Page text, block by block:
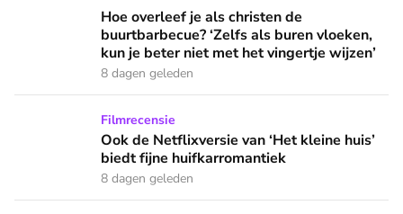
Hoe overleef je als christen de buurtbarbecue? ‘Zelfs als
Hoe overleef je als christen de
buurtbarbecue? ‘Zelfs als buren vloeken,
kun je beter niet met het vingertje wijzen’
8 dagen geleden
Ook de Netflixversie van ‘Het kleine huis’ biedt fijne
Filmrecensie
Ook de Netflixversie van ‘Het kleine huis’
biedt fijne huifkarromantiek
8 dagen geleden